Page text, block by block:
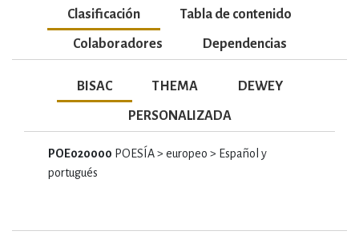
Clasificación Tabla de contenido
Colaboradores Dependencias
BISAC THEMA DEWEY
PERSONALIZADA
POE020000 POESÍA > europeo > Español y
portugués